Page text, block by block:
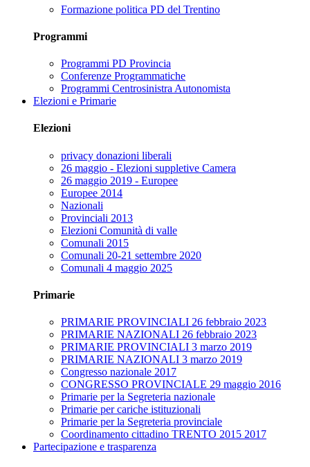
Formazione politica PD del Trentino
Programmi
Programmi PD Provincia
Conferenze Programmatiche
Programmi Centrosinistra Autonomista
Elezioni e Primarie
Elezioni
privacy donazioni liberali
26 maggio - Elezioni suppletive Camera
26 maggio 2019 - Europee
Europee 2014
Nazionali
Provinciali 2013
Elezioni Comunità di valle
Comunali 2015
Comunali 20-21 settembre 2020
Comunali 4 maggio 2025
Primarie
PRIMARIE PROVINCIALI 26 febbraio 2023
PRIMARIE NAZIONALI 26 febbraio 2023
PRIMARIE PROVINCIALI 3 marzo 2019
PRIMARIE NAZIONALI 3 marzo 2019
Congresso nazionale 2017
CONGRESSO PROVINCIALE 29 maggio 2016
Primarie per la Segreteria nazionale
Primarie per cariche istituzionali
Primarie per la Segreteria provinciale
Coordinamento cittadino TRENTO 2015 2017
Partecipazione e trasparenza